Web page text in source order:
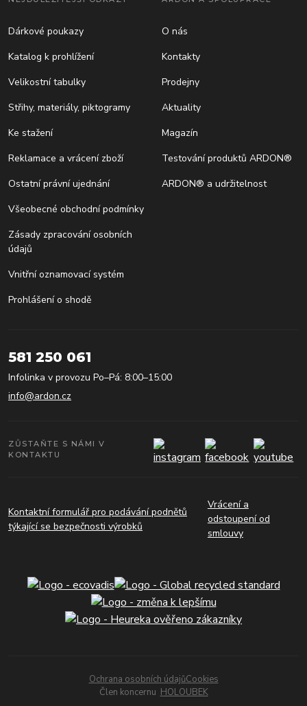
Dárkové poukazy
Katalog k prohlížení
Velikostní tabulky
Střihy, materiály, piktogramy
Ke stažení
Reklamace a vrácení zboží
Ostatní právní ujednání
Všeobecné obchodní podmínky
Zásady zpracování osobních
údajů
Vnitřní oznamovací systém
Prohlášení o shodě
O nás
Kontakty
Prodejny
Aktuality
Magazín
Testování produktů ARDON®
ARDON® a udržitelnost
581 250 061
Infolinka v provozu Po–Pá: 8:00–15:00
info@ardon.cz
ZŮSTAŇTE S NÁMI V
KONTAKTU
Kontaktní formulář pro podávání podnětů
týkající se bezpečnosti výrobků
Vrácení a
odstoupení od
smlouvy
Ochrana osobních údajůCookies
Člen koncernu HOLOUBEK